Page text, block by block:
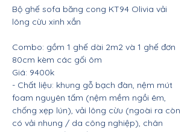
Bộ ghế sofa băng cong KT94 Olivia vải
lông cừu xinh xắn
Combo: gồm 1 ghế dài 2m2 và 1 ghế đơn
80cm kèm các gối ôm
Giá: 9400k
- Chất liệu: khung gỗ bạch đàn, nệm mút
foam nguyên tấm (nệm mềm ngồi êm,
chống xẹp lún), vải lông cừu (ngoài ra còn
có vải nhung / da công nghiệp), chân